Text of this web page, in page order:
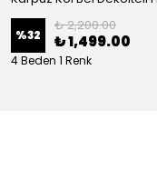
%32
₺ 2,200.00
₺ 1,499.00
4 Beden 1 Renk